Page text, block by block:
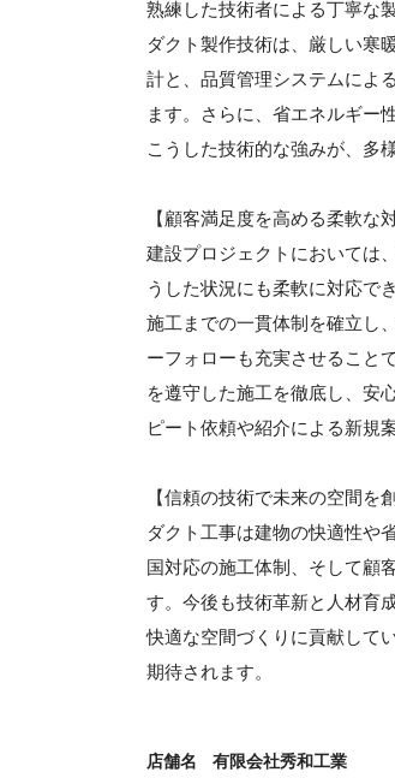
熟練した技術者による丁寧な
ダクト製作技術は、厳しい寒
計と、品質管理システムによ
ます。さらに、省エネルギー
こうした技術的な強みが、多
【顧客満足度を高める柔軟な
建設プロジェクトにおいては
うした状況にも柔軟に対応で
施工までの一貫体制を確立し
ーフォローも充実させること
を遵守した施工を徹底し、安
ピート依頼や紹介による新規
【信頼の技術で未来の空間を
ダクト工事は建物の快適性や
国対応の施工体制、そして顧
す。今後も技術革新と人材育
快適な空間づくりに貢献して
期待されます。
店舗名 有限会社秀和工業